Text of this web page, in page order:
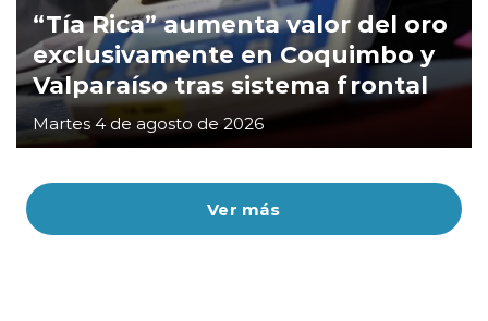
Ver más
“Tía Rica” aumenta valor del oro
exclusivamente en Coquimbo y
Valparaíso tras sistema frontal
Martes 4 de agosto de 2026